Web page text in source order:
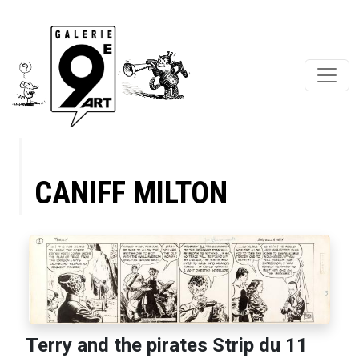
CANIFF MILTON
Terry and the pirates Strip du 11